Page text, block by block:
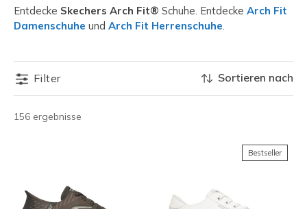
Entdecke Skechers Arch Fit® Schuhe. Entdecke Arch Fit
Damenschuhe und Arch Fit Herrenschuhe.
Filter
156 ergebnisse
Sortieren nach
Bestseller